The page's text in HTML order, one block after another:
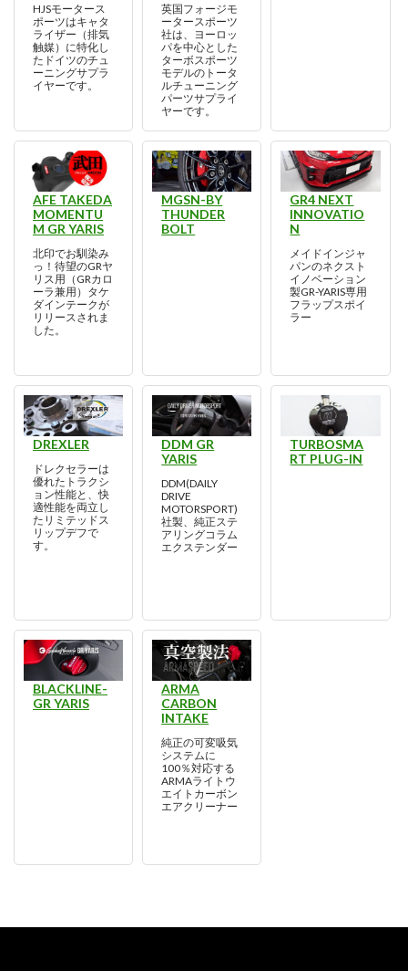
HJSモータース
ポーツはキャタ
ライザー（排気
触媒）に特化し
たドイツのチュ
ーニングサプラ
イヤーです。
英国フォージモ
ータースポーツ
社は、ヨーロッ
パを中心とした
ターボスポーツ
モデルのトータ
ルチューニング
パーツサプライ
ヤーです。
AFE TAKEDA
MOMENTU
M GR YARIS
北印でお馴染み
っ！待望のGRヤ
リス用（GRカロ
ーラ兼用）タケ
ダインテークが
リリースされま
した。
MGSN-BY
THUNDER
BOLT
GR4 NEXT
INNOVATIO
N
メイドインジャ
パンのネクスト
イノベーション
製GR-YARIS専用
フラップスポイ
ラー
DREXLER
ドレクセラーは
優れたトラクシ
ョン性能と、快
適性能を両立し
たリミテッドス
リップデフで
す。
DDM GR
YARIS
DDM(DAILY
DRIVE
MOTORSPORT)
社製、純正ステ
アリングコラム
エクステンダー
TURBOSMA
RT PLUG-IN
BLACKLINE-
GR YARIS
ARMA
CARBON
INTAKE
純正の可変吸気
システムに
100％対応する
ARMAライトウ
エイトカーボン
エアクリーナー